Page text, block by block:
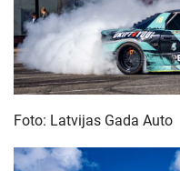
Foto: Latvijas Gada Auto